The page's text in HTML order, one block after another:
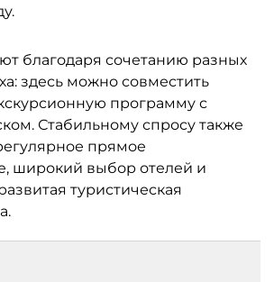
благодаря сочетанию разных
здесь можно совместить
программу с
Стабильному спросу также
прямое
широкий выбор отелей и
туристическая